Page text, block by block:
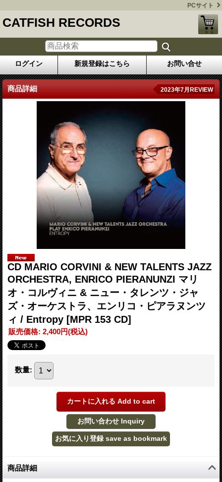
PCサイト
CATFISH RECORDS
ログイン 新規登録はこちら お問い合せ
商品詳細 2023年7月REVIEW
CD MARIO CORVINI & NEW TALENTS JAZZ
ORCHESTRA, ENRICO PIERANUNZI マリ
オ・コルヴィニ & ニュー・タレンツ・ジャ
ズ・オーケストラ、エンリコ・ピアラヌンツ
ィ / Entropy [MPR 153 CD]
販売価格: 2,400円(税込)
数量:
商品詳細